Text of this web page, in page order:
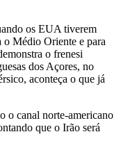
os EUA tiverem
o Médio Oriente e para
o frenesi
dos Açores, no
aconteça o que já
o canal norte-americano
que o Irão será